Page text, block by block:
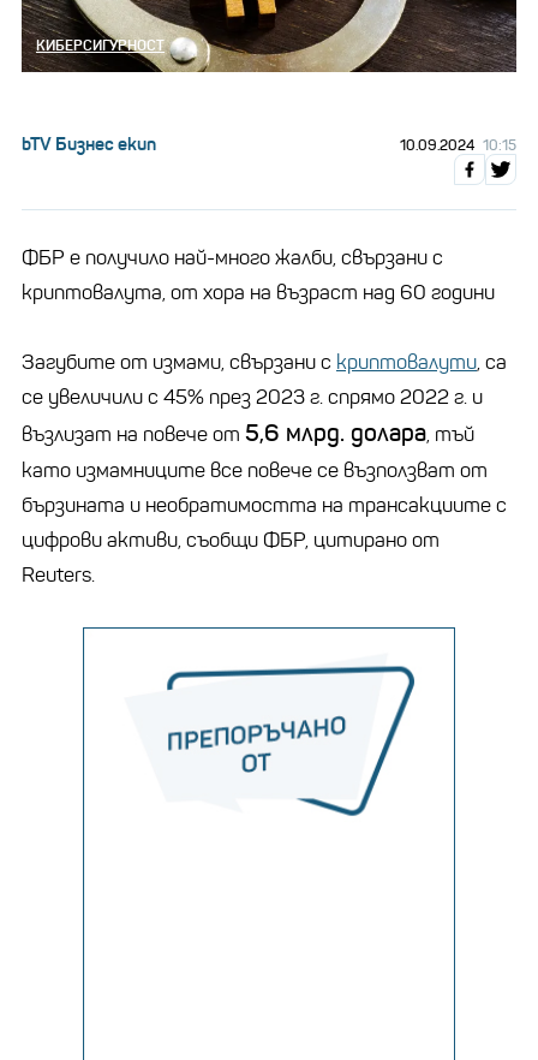
КИБЕРСИГУРНОСТ
bTV Бизнес екип 10.09.2024 10:15
ФБР е получило най-много жалби, свързани с
криптовалута, от хора на възраст над 60 години
Загубите от измами, свързани с криптовалути, са
се увеличили с 45% през 2023 г. спрямо 2022 г. и
възлизат на повече от 5,6 млрд. долара, тъй
като измамниците все повече се възползват от
бързината и необратимостта на трансакциите с
цифрови активи, съобщи ФБР, цитирано от
Reuters.